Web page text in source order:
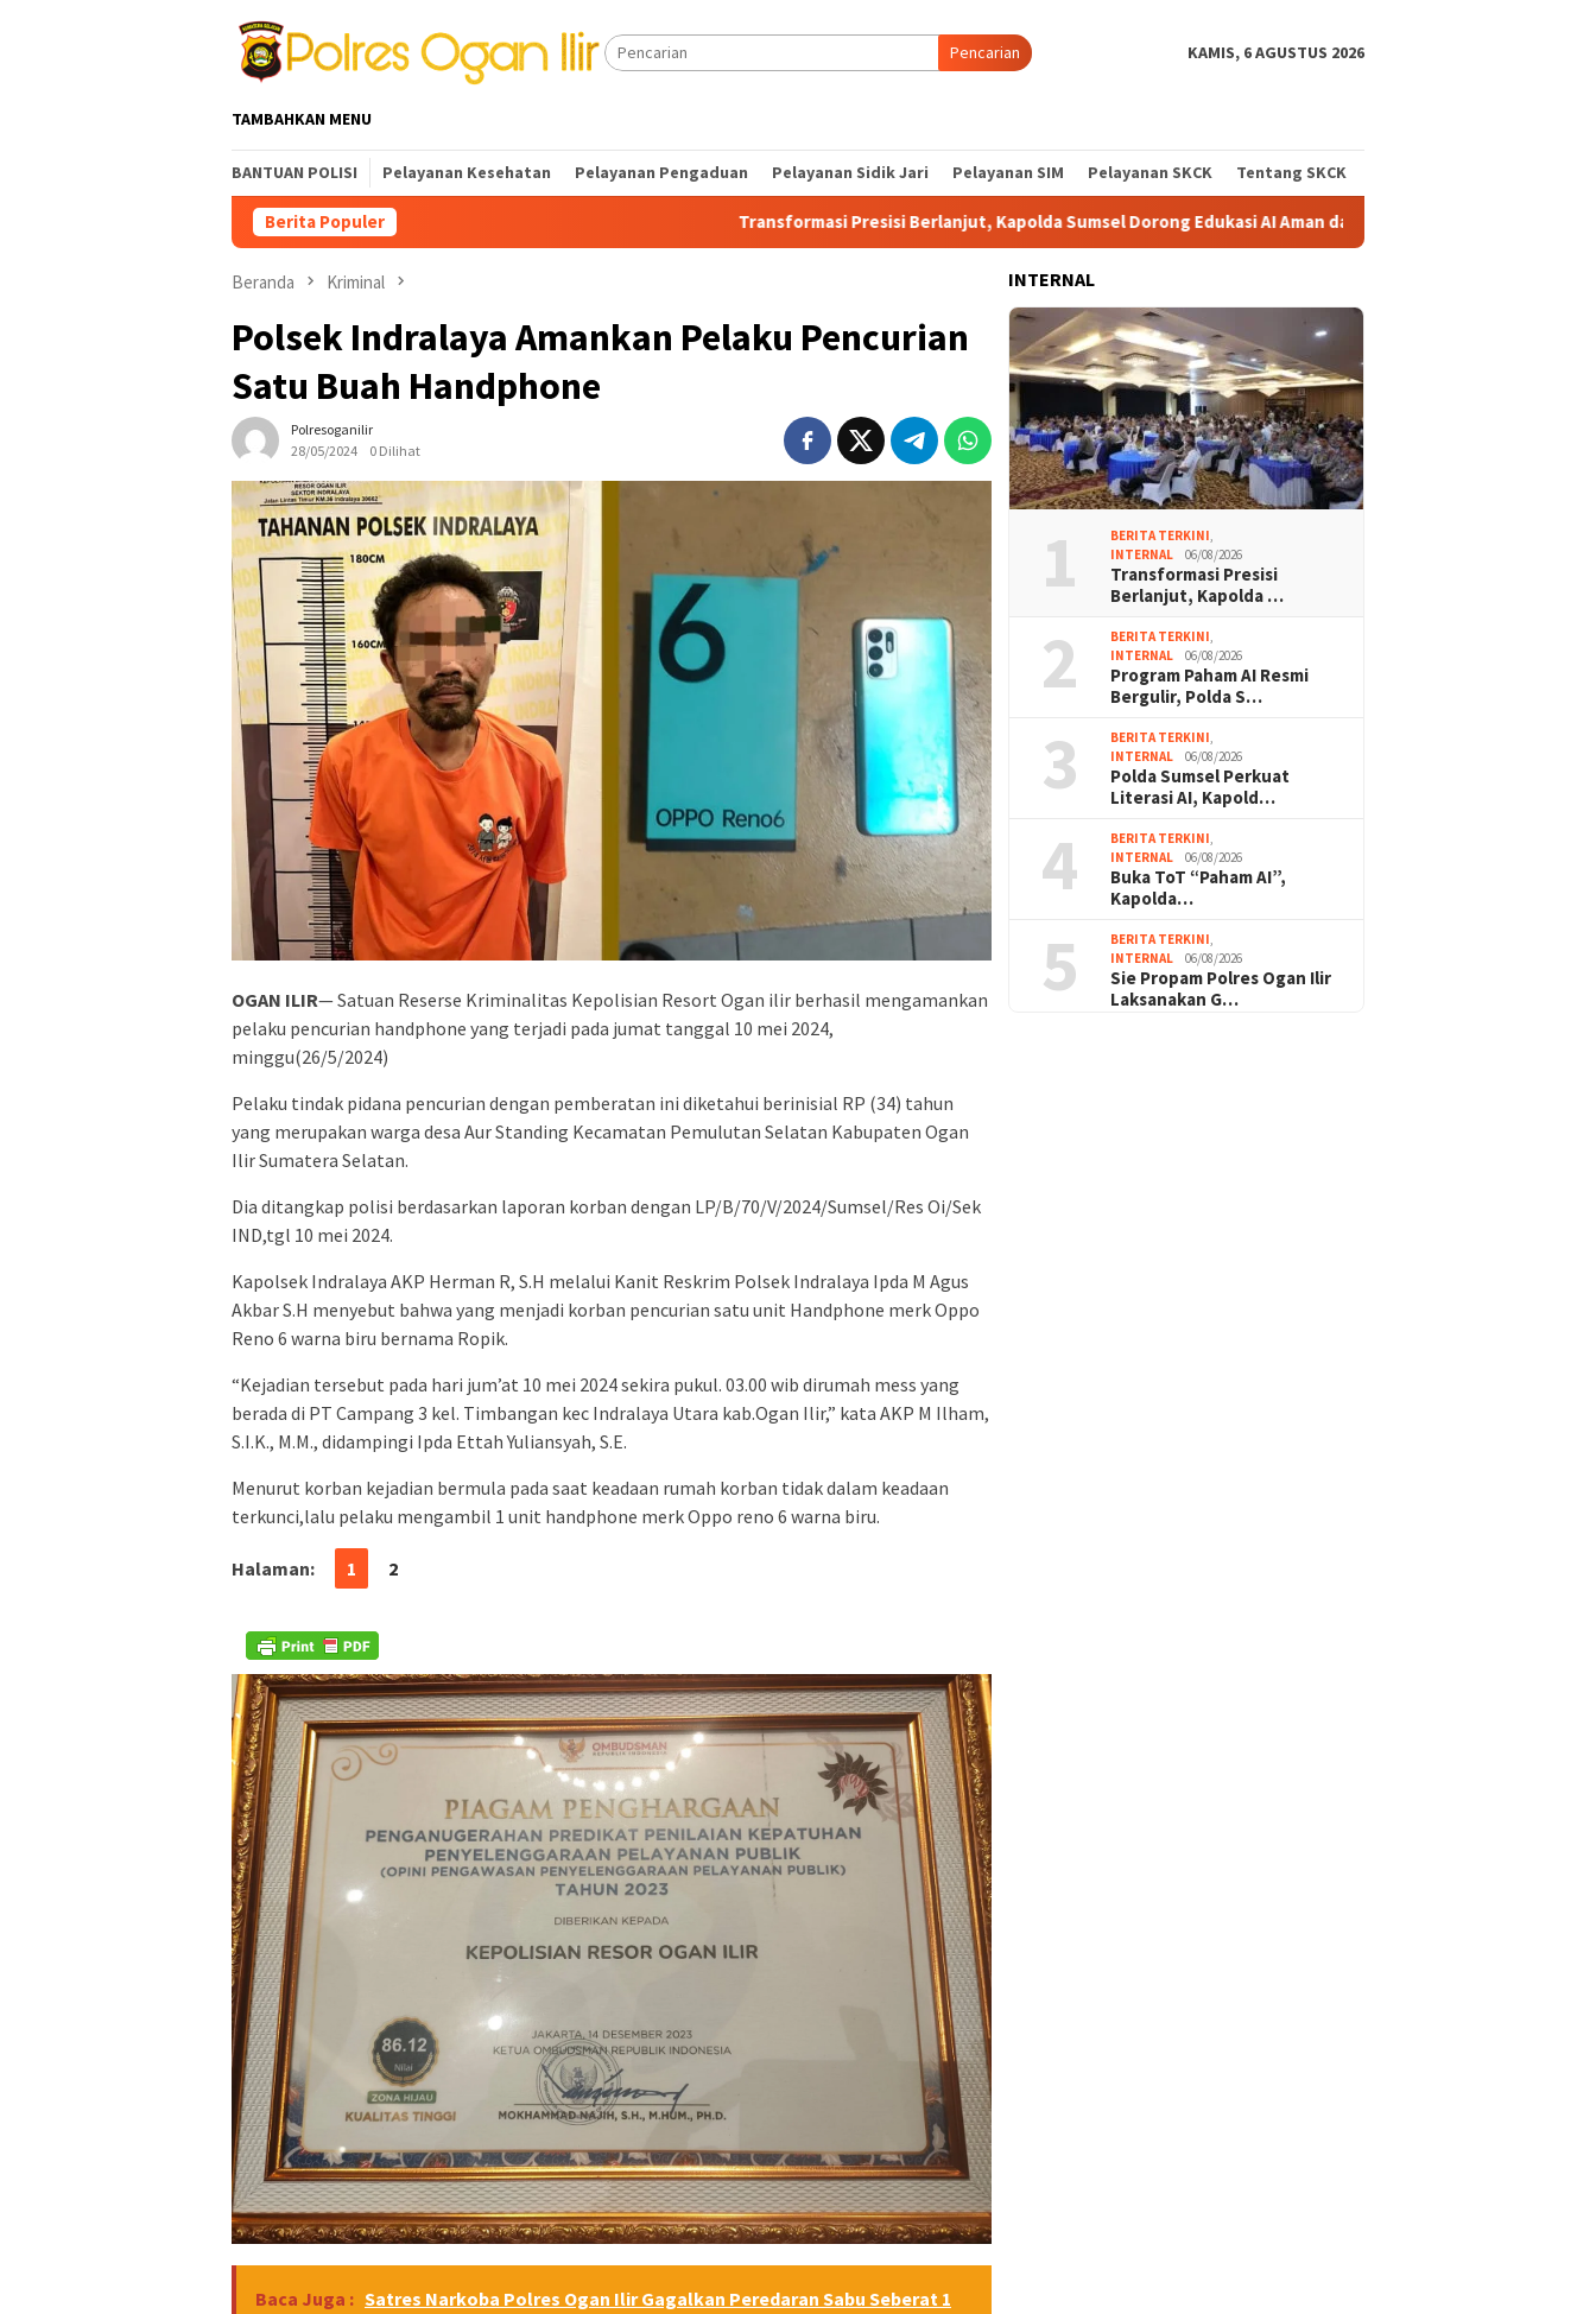
Pencarian KAMIS, 6 AGUSTUS 2026
TAMBAHKAN MENU
BANTUAN POLISI Pelayanan Kesehatan Pelayanan Pengaduan Pelayanan Sidik Jari Pelayanan SIM Pelayanan SKCK Tentang SKCK
Berita Populer Transformasi Presisi Berlanjut, Kapolda Sumsel Dorong Edukasi AI Aman dan Bertanggung Jawab di Sekolah
Beranda Kriminal
Polsek Indralaya Amankan Pelaku Pencurian
Satu Buah Handphone
Polresoganilir
28/05/2024
0 Dilihat
OGAN ILIR— Satuan Reserse Kriminalitas Kepolisian Resort Ogan ilir berhasil mengamankan
pelaku pencurian handphone yang terjadi pada jumat tanggal 10 mei 2024,
minggu(26/5/2024)
Pelaku tindak pidana pencurian dengan pemberatan ini diketahui berinisial RP (34) tahun
yang merupakan warga desa Aur Standing Kecamatan Pemulutan Selatan Kabupaten Ogan
Ilir Sumatera Selatan.
Dia ditangkap polisi berdasarkan laporan korban dengan LP/B/70/V/2024/Sumsel/Res Oi/Sek
IND,tgl 10 mei 2024.
Kapolsek Indralaya AKP Herman R, S.H melalui Kanit Reskrim Polsek Indralaya Ipda M Agus
Akbar S.H menyebut bahwa yang menjadi korban pencurian satu unit Handphone merk Oppo
Reno 6 warna biru bernama Ropik.
“Kejadian tersebut pada hari jum’at 10 mei 2024 sekira pukul. 03.00 wib dirumah mess yang
berada di PT Campang 3 kel. Timbangan kec Indralaya Utara kab.Ogan Ilir,” kata AKP M Ilham,
S.I.K., M.M., didampingi Ipda Ettah Yuliansyah, S.E.
Menurut korban kejadian bermula pada saat keadaan rumah korban tidak dalam keadaan
terkunci,lalu pelaku mengambil 1 unit handphone merk Oppo reno 6 warna biru.
Halaman: 1 2
Baca Juga : Satres Narkoba Polres Ogan Ilir Gagalkan Peredaran Sabu Seberat 1
INTERNAL
1 BERITA TERKINI
INTERNAL
06/08/2026
Transformasi Presisi
Berlanjut, Kapolda …
2 BERITA TERKINI
INTERNAL
06/08/2026
Program Paham AI Resmi
Bergulir, Polda S…
3 BERITA TERKINI
INTERNAL
06/08/2026
Polda Sumsel Perkuat
Literasi AI, Kapold…
4 BERITA TERKINI
INTERNAL
06/08/2026
Buka ToT “Paham AI”,
Kapolda…
5 BERITA TERKINI
INTERNAL
06/08/2026
Sie Propam Polres Ogan Ilir
Laksanakan G…